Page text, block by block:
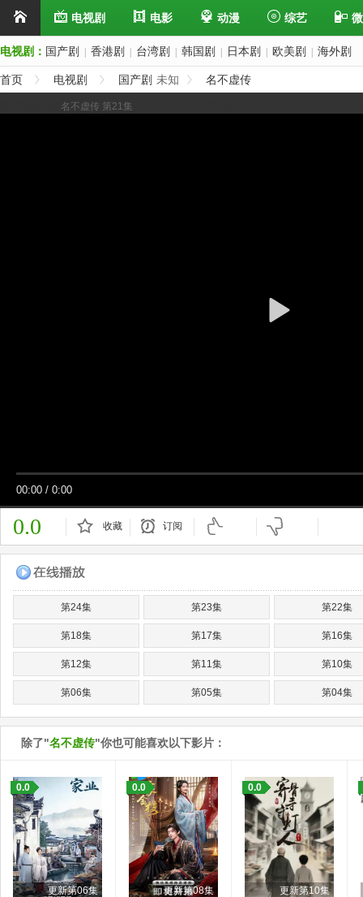
电视剧 电影 动漫 综艺
电视剧： 国产剧 香港剧 台湾剧 韩国剧 日本剧 欧美剧 海外剧
首页 电视剧 国产剧 未知 名不虚传
名不虚传 第21集
00:00 / 0:00
0.0 收藏 订阅
第24集 第23集 第22集
第18集 第17集 第16集
第12集 第11集 第10集
第06集 第05集 第04集
除了"名不虚传"你也可能喜欢以下影片：
更新第06集
0.0
更新第08集
0.0
更新第10集
0.0